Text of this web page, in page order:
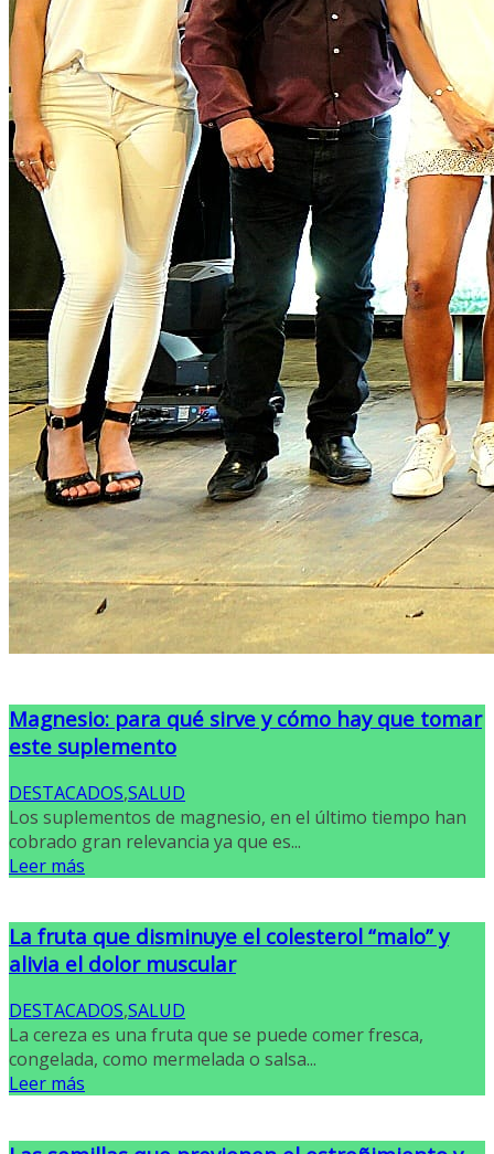
Magnesio: para qué sirve y cómo hay que tomar
este suplemento
DESTACADOS,SALUD
Los suplementos de magnesio, en el último tiempo han
cobrado gran relevancia ya que es...
Leer más
La fruta que disminuye el colesterol “malo” y
alivia el dolor muscular
DESTACADOS,SALUD
La cereza es una fruta que se puede comer fresca,
congelada, como mermelada o salsa...
Leer más